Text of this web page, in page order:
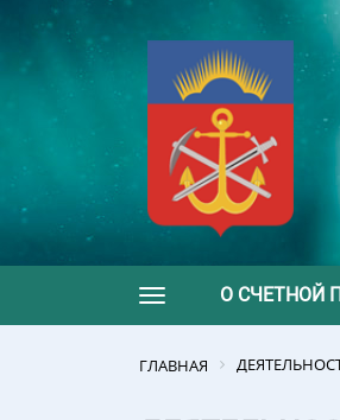
Toggle navigation
О СЧЕТНОЙ
ГЛАВНАЯ